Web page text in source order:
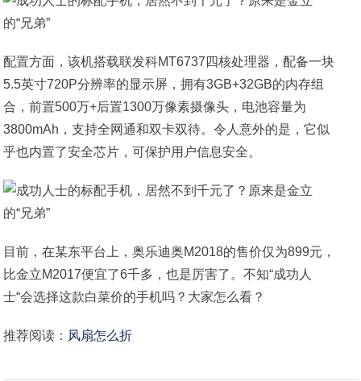
配置方面，该机搭载联发科MT6737四核处理器，配备一块
5.5英寸720P分辨率的显示屏，拥有3GB+32GB的内存组
合，前置500万+后置1300万像素摄像头，电池容量为
3800mAh，支持全网通和双卡双待。令人意外的是，它似
乎也内置了安全芯片，可保护用户信息安全。
目前，在某东平台上，奥乐迪奥M2018的售价仅为899元，
比金立M2017便宜了6千多，也是厉害了。不知“成功人
士“会选择这款白菜价的手机吗？大家怎么看？
推荐阅读： 风扇怎么折